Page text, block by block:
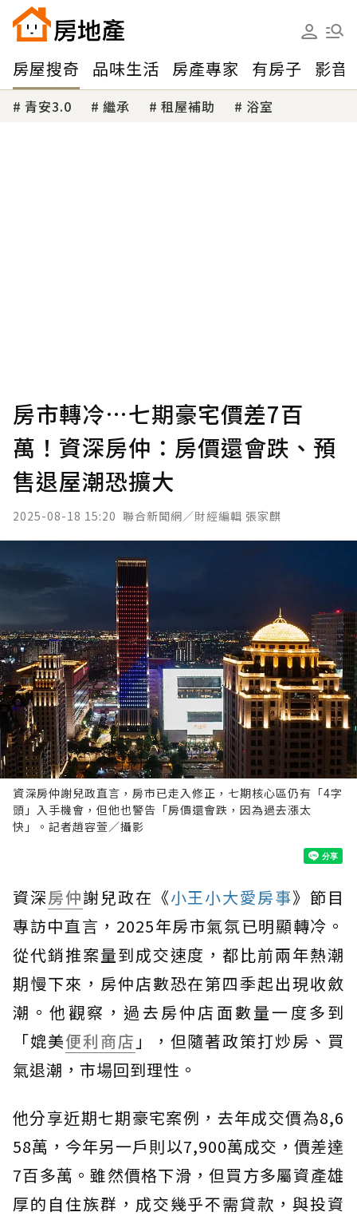
房屋搜奇 品味生活 房產專家 有房子 影音
青安3.0 繼承 租屋補助 浴室
房市轉冷…七期豪宅價差7百
萬！資深房仲：房價還會跌、預
售退屋潮恐擴大
2025-08-18 15:20 聯合新聞網／財經編輯 張家麒
資深房仲謝兒政直言，房市已走入修正，七期核心區仍有「4字
頭」入手機會，但他也警告「房價還會跌，因為過去漲太
快」。記者趙容萱／攝影
資深房仲謝兒政在《小王小大愛房事》節目
專訪中直言，2025年房市氣氛已明顯轉冷。
從代銷推案量到成交速度，都比前兩年熱潮
期慢下來，房仲店數恐在第四季起出現收斂
潮。他觀察，過去房仲店面數量一度多到
「媲美便利商店 」，但隨著政策打炒房、買
氣退潮，市場回到理性。
他分享近期七期豪宅案例，去年成交價為8,6
58萬，今年另一戶則以7,900萬成交，價差達
7百多萬。雖然價格下滑，但買方多屬資產雄
厚的自住族群，成交幾乎不需貸款，與投資